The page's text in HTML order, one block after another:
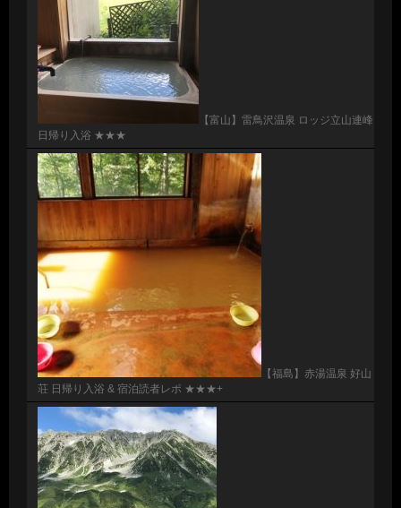
【富山】雷鳥沢温泉 ロッジ立山連峰
日帰り入浴 ★★★
【福島】赤湯温泉 好山
荘 日帰り入浴 & 宿泊読者レポ ★★★+